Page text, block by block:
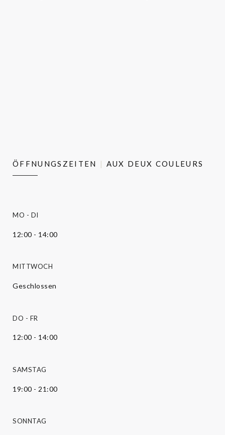
ÖFFNUNGSZEITEN AUX DEUX COULEURS
MO - DI
12:00 - 14:00
MITTWOCH
Geschlossen
DO - FR
12:00 - 14:00
SAMSTAG
19:00 - 21:00
SONNTAG